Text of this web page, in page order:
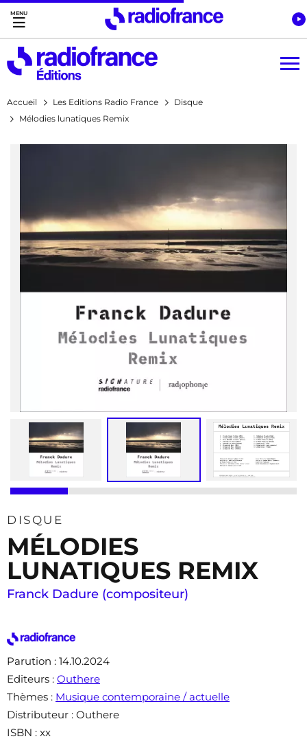
Accès direct :
Menu principal
Contenu
Accueil Les Editions Radio France
Disque
Mélodies lunatiques Remix
DISQUE
MÉLODIES
LUNATIQUES REMIX
Franck Dadure (compositeur)
Parution : 14.10.2024
Editeurs : Outhere
Thèmes : Musique contemporaine / actuelle
Distributeur : Outhere
ISBN : xx